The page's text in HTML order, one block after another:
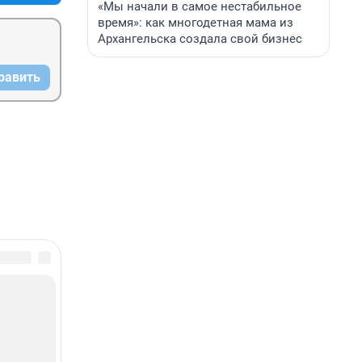
«Мы начали в самое нестабильное
время»: как многодетная мама из
Архангельска создала свой бизнес